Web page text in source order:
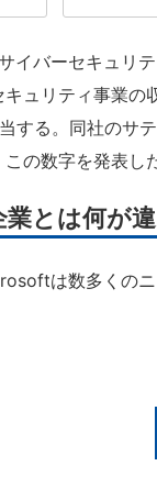
バーセキュリテ
キュリティ事業
する。同社のサ
の数字を発表した
業とは何が
は数多くのニ